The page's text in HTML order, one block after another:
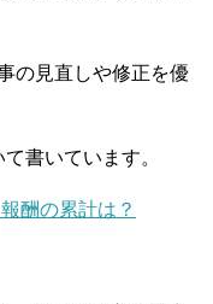
の見直しや修正を優
書いています。
酬の累計は？